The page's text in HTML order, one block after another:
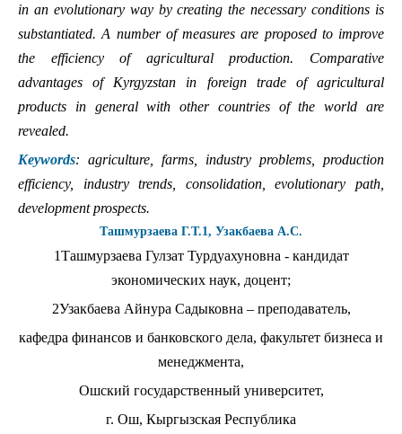
in an evolutionary way by creating the necessary conditions is
substantiated. A number of measures are proposed to improve
the efficiency of agricultural production. Comparative
advantages of Kyrgyzstan in foreign trade of agricultural
products in general with other countries of the world are
revealed.
Keywords: agriculture, farms, industry problems, production
efficiency, industry trends, consolidation, evolutionary path,
development prospects.
Ташмурзаева Г.Т.1, Узакбаева А.С.
1Ташмурзаева Гулзат Турдуахуновна - кандидат
экономических наук, доцент;
2Узакбаева Айнура Садыковна – преподаватель,
кафедра финансов и банковского дела, факультет бизнеса и
менеджмента,
Ошский государственный университет,
г. Ош, Кыргызская Республика